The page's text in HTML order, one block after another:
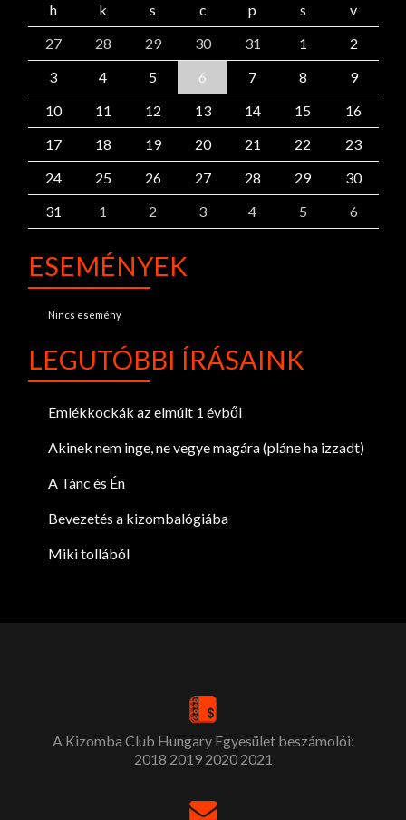
h
k s c p s
v
27
28 29 30 31 1
2
3
4 5 6 7 8
9
10
11 12 13 14 15
16
17
18 19 20 21 22
23
24
25 26 27 28 29
30
31
1 2 3 4 5 6
ESEMÉNYEK
Nincs esemény
LEGUTÓBBI ÍRÁSAINK
Emlékkockák az elmúlt 1 évből
Akinek nem inge, ne vegye magára (pláne ha izzadt)
A Tánc és Én
Bevezetés a kizombalógiába
Miki tollából
A Kizomba Club Hungary Egyesület beszámolói:
2018 2019 2020 2021